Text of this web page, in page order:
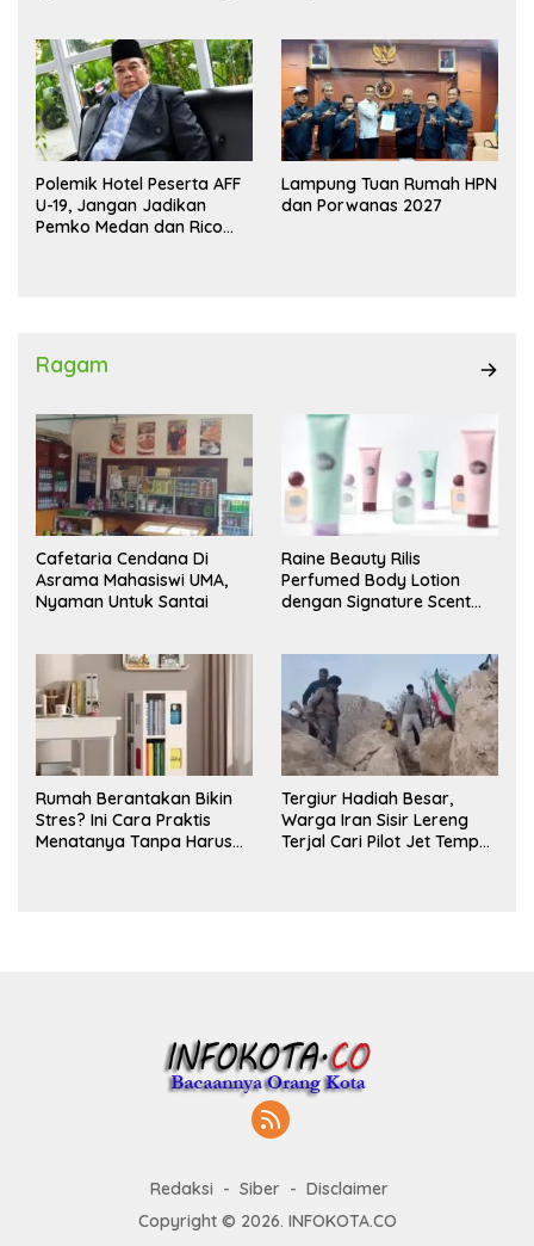
Polemik Hotel Peserta AFF
U-19, Jangan Jadikan
Pemko Medan dan Rico
Lampung Tuan Rumah HPN
dan Porwanas 2027
Ragam
Cafetaria Cendana Di
Asrama Mahasiswi UMA,
Nyaman Untuk Santai
Raine Beauty Rilis
Perfumed Body Lotion
dengan Signature Scent
Rumah Berantakan Bikin
Stres? Ini Cara Praktis
Menatanya Tanpa Harus
Tergiur Hadiah Besar,
Warga Iran Sisir Lereng
Terjal Cari Pilot Jet Tempur
Redaksi Siber
Disclaimer
Copyright © 2026. INFOKOTA.CO